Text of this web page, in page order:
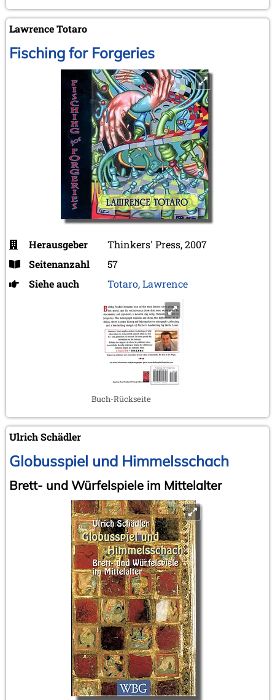
Lawrence Totaro
Fisching for Forgeries
Herausgeber
Thinkers' Press, 2007
Seitenanzahl
57
Siehe auch
Totaro, Lawrence
Buch-Rückseite
Ulrich Schädler
Globusspiel und Himmelsschach
Brett- und Würfelspiele im Mittelalter